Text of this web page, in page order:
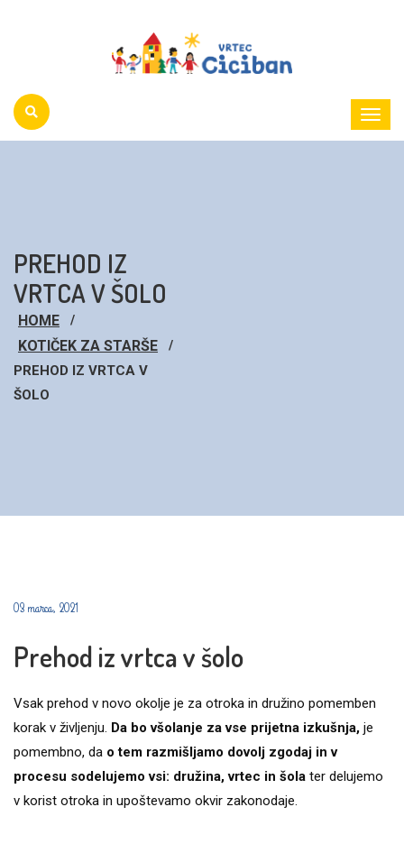
PREHOD IZ
VRTCA V ŠOLO
HOME
KOTIČEK ZA STARŠE
PREHOD IZ VRTCA V
ŠOLO
03 marca, 2021
Prehod iz vrtca v šolo
Vsak prehod v novo okolje je za otroka in družino pomemben
korak v življenju. Da bo všolanje za vse prijetna izkušnja, je
pomembno, da o tem razmišljamo dovolj zgodaj in v
procesu sodelujemo vsi: družina, vrtec in šola ter delujemo
v korist otroka in upoštevamo okvir zakonodaje.